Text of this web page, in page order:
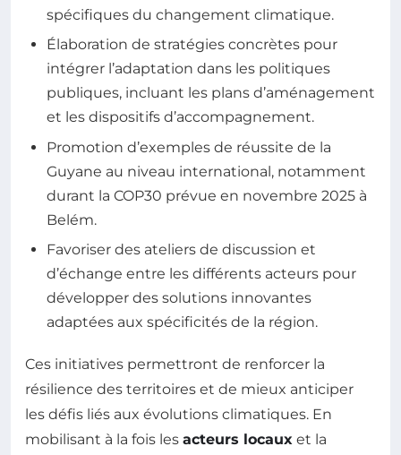
spécifiques du changement climatique.
Élaboration de stratégies concrètes pour
intégrer l’adaptation dans les politiques
publiques, incluant les plans d’aménagement
et les dispositifs d’accompagnement.
Promotion d’exemples de réussite de la
Guyane au niveau international, notamment
durant la COP30 prévue en novembre 2025 à
Belém.
Favoriser des ateliers de discussion et
d’échange entre les différents acteurs pour
développer des solutions innovantes
adaptées aux spécificités de la région.
Ces initiatives permettront de renforcer la
résilience des territoires et de mieux anticiper
les défis liés aux évolutions climatiques. En
mobilisant à la fois les acteurs locaux et la